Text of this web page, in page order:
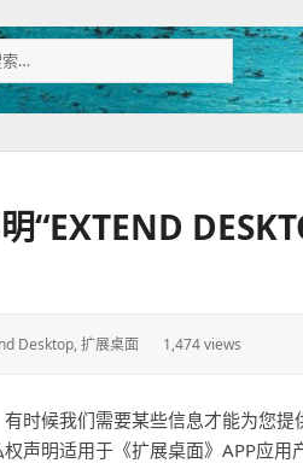
“EXTEND
Desktop,扩展桌面 1,474 views
有时候我们需要某些信息才能为您
声明适用于《扩展桌面》APP应用